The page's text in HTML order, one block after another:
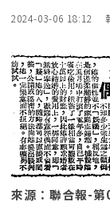
2024-03-06 18:12
來源：聯合報-